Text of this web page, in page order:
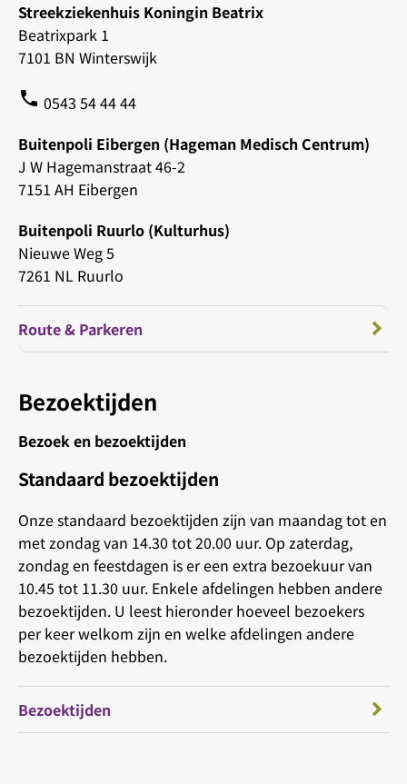
Streekziekenhuis Koningin Beatrix
Beatrixpark 1
7101 BN Winterswijk
phone 0543 54 44 44
Buitenpoli Eibergen (Hageman Medisch Centrum)
J W Hagemanstraat 46-2
7151 AH Eibergen
Buitenpoli Ruurlo (Kulturhus)
Nieuwe Weg 5
7261 NL Ruurlo
Route & Parkeren
Bezoektijden
Bezoek en bezoektijden
Standaard bezoektijden
Onze standaard bezoektijden zijn van maandag tot en
met zondag van 14.30 tot 20.00 uur. Op zaterdag,
zondag en feestdagen is er een extra bezoekuur van
10.45 tot 11.30 uur. Enkele afdelingen hebben andere
bezoektijden. U leest hieronder hoeveel bezoekers
per keer welkom zijn en welke afdelingen andere
bezoektijden hebben.
Bezoektijden